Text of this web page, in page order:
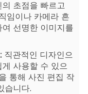
초점을 빠르고
임이나 카메라 흔
선명한 이미지를
직관적인 디자인으
사용할 수 있으
통해 사진 편집 작
습니다.